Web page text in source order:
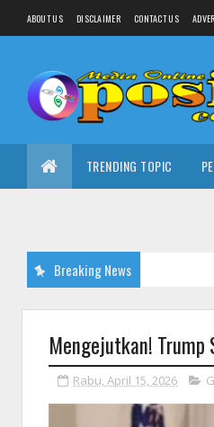
ABOUT US DISCLAIMER CONTACT US
TRENDING TOPIC
Breaking News
Mengejutkan! Trump
Rabu, April 15, 2026